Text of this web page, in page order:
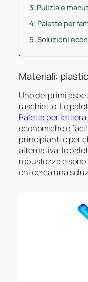
Pulizia e
Palette per
Soluzioni
Materiali:
Uno dei primi
raschietto. Le
Paletta per
economiche e
principianti e per
alternativa, le
robustezza e
chi cerca una